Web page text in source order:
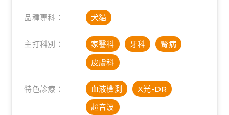
品種專科： 犬貓
主打科別： 家醫科 牙科
腎病
皮膚科
特色診療： 血液檢測
X光-DR
超音波